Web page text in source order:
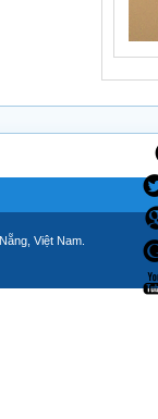
Việt Nam.